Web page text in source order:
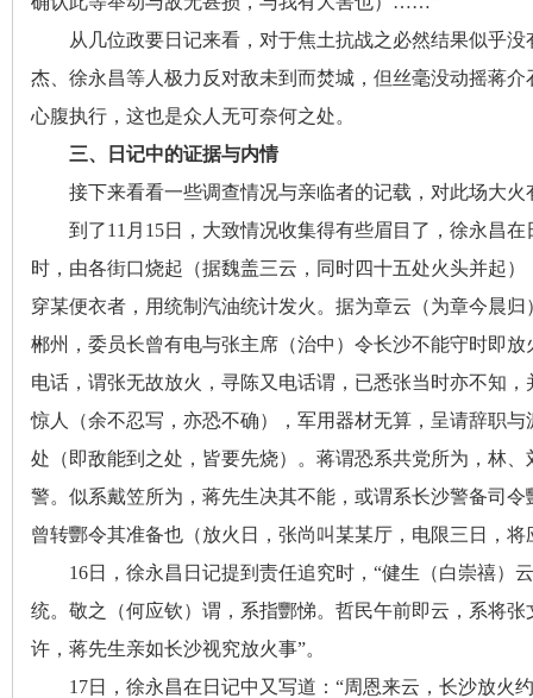
从几位政要日记来看 ， 对于焦土抗战之必然结果似乎
杰、徐永昌等人极力反对敌未到而焚城 ， 但丝毫没动摇蒋介
心腹执行，这也是众人无可奈何之处。
三、日记中的证据与内情
接下来看看一些调查情况与亲临者的记载 ， 对此场大火
到了11月15日
， 大致情况收集得有些眉目了，徐永昌在
时，由各街口烧起（据魏盖三云 ， 同时四十五处火头并起
穿某便衣者，用统制汽油统计发火 。 据为章云（为章今晨
郴州，委员长曾有电与张主席（治中）令长沙不能守时即放
电话 ， 谓张无故放火，寻陈又电话谓 ， 已悉张当时亦不知，
惊人（余不忍写 ， 亦恐不确），军用器材无算 ， 呈请辞职与
处（即敌能到之处 ， 皆要先烧）。蒋谓恐系共党所为 ， 林、
警。似系戴笠所为 ， 蒋先生决其不能，或谓系长沙警备司令
曾转酆令其准备也（放火日
， 张尚叫某某厅，电限三日 ， 将
16日
， 徐永昌日记提到责任追究时，“健生（白崇禧）云
统。敬之（何应钦）谓 ， 系指酆悌。哲民午前即云 ， 系将张
许 ， 蒋先生亲如长沙视究放火事”。
17日
， 徐永昌在日记中又写道：“周恩来云，长沙放火